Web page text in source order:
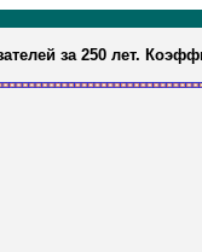
за 250 лет.